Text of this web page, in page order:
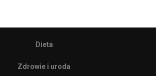
Dieta
Zdrowie i uroda